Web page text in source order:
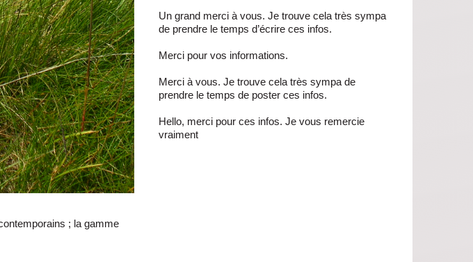
; la gamme
Un grand merci à vous. Je trouve cela très sympa
de prendre le temps d’écrire ces infos.
Merci pour vos informations.
Merci à vous. Je trouve cela très sympa de
prendre le temps de poster ces infos.
Hello, merci pour ces infos. Je vous remercie
vraiment